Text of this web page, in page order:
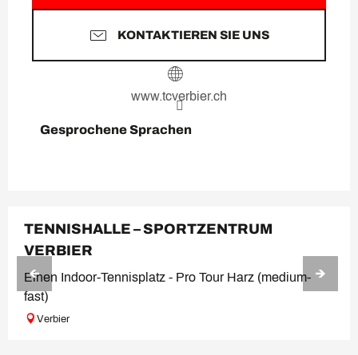
KONTAKTIEREN SIE UNS
www.tcverbier.ch
Gesprochene Sprachen
Gesprochene Sprachen
TENNISHALLE – SPORTZENTRUM
VERBIER
Einen Indoor-Tennisplatz - Pro Tour Harz (medium-
fast)
Verbier